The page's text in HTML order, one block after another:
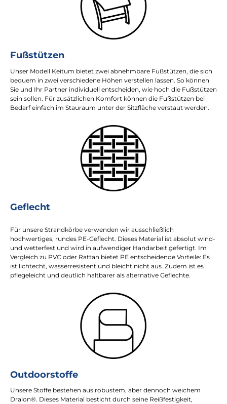
Fußstützen
Unser Modell Keitum bietet zwei abnehmbare Fußstützen, die sich
bequem in zwei verschiedene Höhen verstellen lassen. So können
Sie und Ihr Partner individuell entscheiden, wie hoch die Fußstützen
sein sollen. Für zusätzlichen Komfort können die Fußstützen bei
Bedarf einfach im Stauraum unter der Sitzfläche verstaut werden.
Geflecht
Für unsere Strandkörbe verwenden wir ausschließlich
hochwertiges, rundes PE-Geflecht. Dieses Material ist absolut wind-
und wetterfest und wird in aufwendiger Handarbeit gefertigt. Im
Vergleich zu PVC oder Rattan bietet PE entscheidende Vorteile: Es
ist lichtecht, wasserresistent und bleicht nicht aus. Zudem ist es
pflegeleicht und deutlich haltbarer als alternative Geflechte.
Outdoorstoffe
Unsere Stoffe bestehen aus robustem, aber dennoch weichem
Dralon®. Dieses Material besticht durch seine Reißfestigkeit,